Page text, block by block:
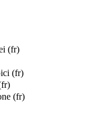
(fr)
(fr)
(fr)